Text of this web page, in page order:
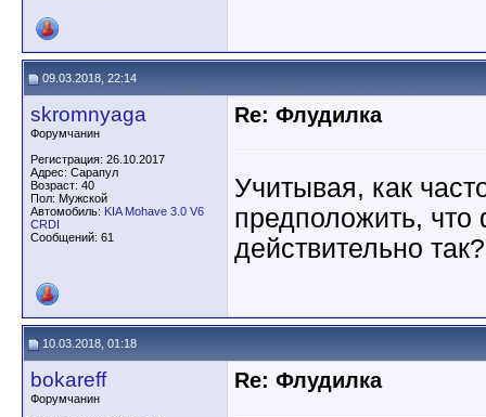
09.03.2018, 22:14
skromnyaga
Форумчанин
Регистрация: 26.10.2017
Адрес: Сарапул
Возраст: 40
Пол: Мужской
Автомобиль: KIA Mohave 3.0 V6
CRDI
Сообщений: 61
Re: Флудилка
Учитывая, как
предположить,
действительно так?
10.03.2018, 01:18
bokareff
Форумчанин
Re: Флудилка